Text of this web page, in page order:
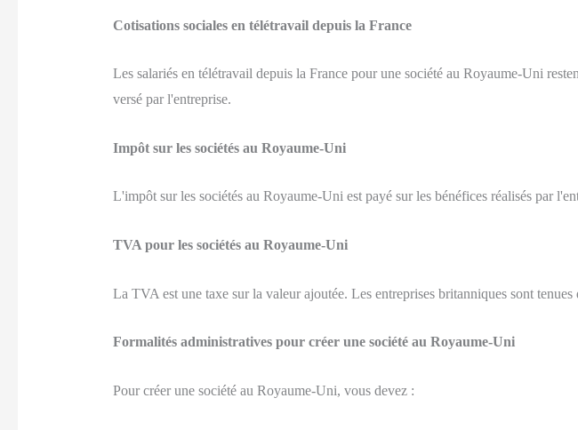
Cotisations sociales en télétravail depuis la France
Les salariés en télétravail depuis la France pour une société au Royaume-Uni
versé par l'entreprise.
Impôt sur les sociétés au Royaume-Uni
L'impôt sur les sociétés au Royaume-Uni est payé sur les bénéfices réalisés par
TVA pour les sociétés au Royaume-Uni
La TVA est une taxe sur la valeur ajoutée. Les entreprises britanniques sont
Formalités administratives pour créer une société au Royaume-Uni
Pour créer une société au Royaume-Uni, vous devez :